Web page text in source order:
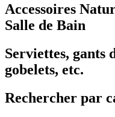
Accessoires
Salle de Bain
Serviettes, gants
gobelets, etc.
Rechercher par